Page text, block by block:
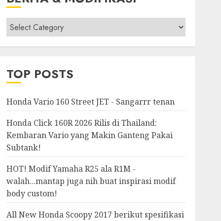
Berita
&
Modifikasi
TOP POSTS
Honda Vario 160 Street JET - Sangarrr tenan
Honda Click 160R 2026 Rilis di Thailand:
Kembaran Vario yang Makin Ganteng Pakai
Subtank!
HOT! Modif Yamaha R25 ala R1M -
walah...mantap juga nih buat inspirasi modif
body custom!
All New Honda Scoopy 2017 berikut spesifikasi